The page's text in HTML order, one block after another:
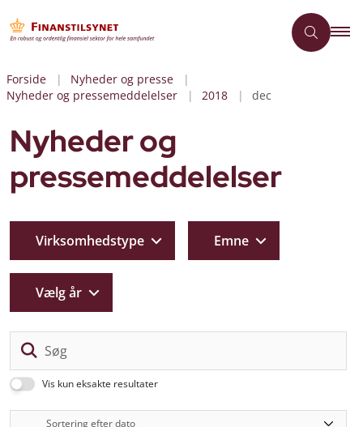
Forside
Nyheder og presse
Nyheder og pressemeddelelser
2018 dec
Nyheder og
pressemeddelelser
Vis kun eksakte resultater
Virksomhedstype Emne
Vælg år